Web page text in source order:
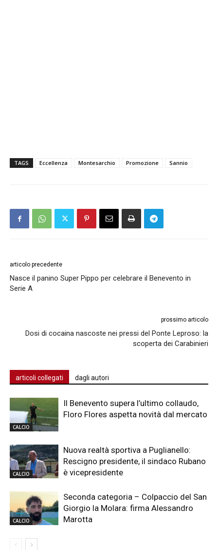
TAGS Eccellenza Montesarchio Promozione Sannio
articolo precedente
Nasce il panino Super Pippo per celebrare il Benevento in
Serie A
prossimo articolo
Dosi di cocaina nascoste nei pressi del Ponte Leproso: la
scoperta dei Carabinieri
articoli collegati dagli autori
CALCIO
Il Benevento supera l’ultimo collaudo,
Floro Flores aspetta novità dal mercato
CALCIO
Nuova realtà sportiva a Puglianello:
Rescigno presidente, il sindaco Rubano
è vicepresidente
CALCIO
Seconda categoria – Colpaccio del San
Giorgio la Molara: firma Alessandro
Marotta